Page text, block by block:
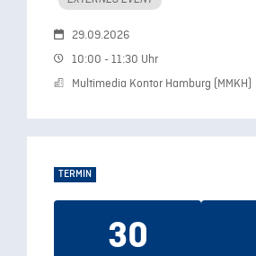
29.09.2026
10:00 - 11:30 Uhr
Multimedia Kontor Hamburg (MMKH)
TERMIN
30